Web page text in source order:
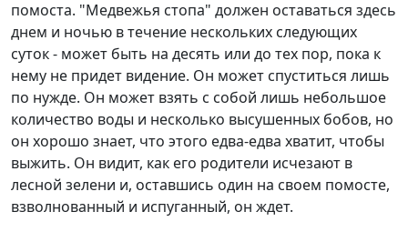
помоста. "Медвежья стопа" должен оставаться здесь
днем и ночью в течение нескольких следующих
суток - может быть на десять или до тех пор, пока к
нему не придет видение. Он может спуститься лишь
по нужде. Он может взять с собой лишь небольшое
количество воды и несколько высушенных бобов, но
он хорошо знает, что этого едва-едва хватит, чтобы
выжить. Он видит, как его родители исчезают в
лесной зелени и, оставшись один на своем помосте,
взволнованный и испуганный, он ждет.